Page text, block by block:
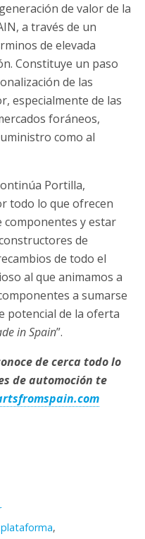
de valor de la
a través de un
de elevada
Constituye un paso
de las
especialmente de las
foráneos,
como al
Portilla,
todo lo que ofrecen
componentes y estar
de
de todo el
al que animamos a
a sumarse
potencial de la oferta
in Spain”.
de cerca todo lo
de automoción te
plataforma,